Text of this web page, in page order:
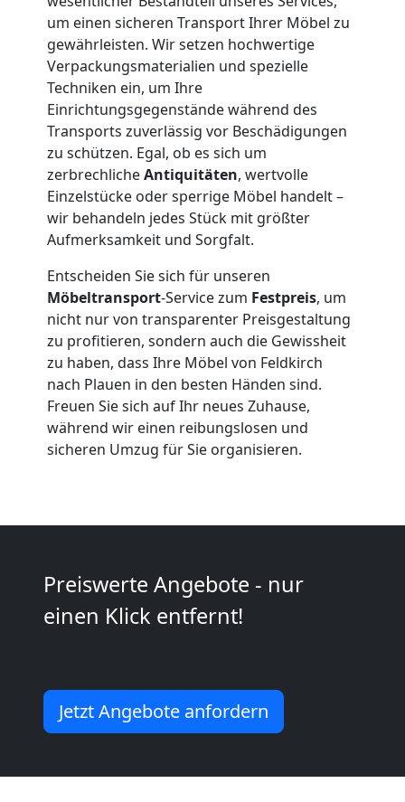
um einen sicheren Transport Ihrer Möbel zu
gewährleisten. Wir setzen hochwertige
Verpackungsmaterialien und spezielle
Techniken ein, um Ihre
Einrichtungsgegenstände während des
Transports zuverlässig vor Beschädigungen
zu schützen. Egal, ob es sich um
zerbrechlicheAntiquitäten, wertvolle
Einzelstücke oder sperrige Möbel handelt –
wir behandeln jedes Stück mit größter
Aufmerksamkeit und Sorgfalt.
Entscheiden Sie sich für unseren
Möbeltransport-Service zum Festpreis, um
nicht nur von transparenter Preisgestaltung
zu profitieren, sondern auch die Gewissheit
zu haben, dass Ihre Möbel von Feldkirch
nach Plauen in den besten Händen sind.
Freuen Sie sich auf Ihr neues Zuhause,
während wir einen reibungslosen und
sicheren Umzug für Sie organisieren.
Preiswerte Angebote - nur
einen Klick entfernt!
Jetzt Angebote anfordern
Lagerung
Feldkirch
Full-
Service-
Umzug
Feldkirch
Qualitäts-
Umzüge
Vereinsumzug
Feldkirch
Möbeltransport